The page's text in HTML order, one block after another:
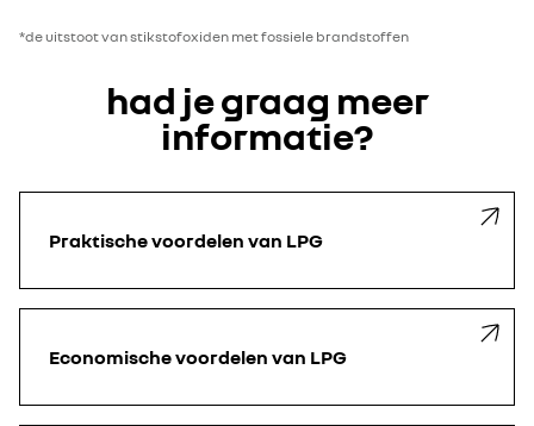
*de uitstoot van stikstofoxiden met fossiele brandstoffen
had je graag meer
informatie?
Praktische voordelen van LPG
Economische voordelen van LPG